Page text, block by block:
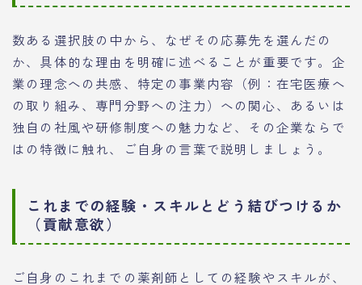
数ある選択肢の中から、なぜその応募先を選んだの
か、具体的な理由を明確に述べることが重要です。企
業の理念への共感、特定の事業内容（例：在宅医療へ
の取り組み、専門分野への注力）への関心、あるいは
独自の社風や研修制度への魅力など、その企業ならで
はの特徴に触れ、ご自身の言葉で説明しましょう。
これまでの経験・スキルとどう結びつけるか
（貢献意欲）
ご自身のこれまでの薬剤師としての経験やスキルが、